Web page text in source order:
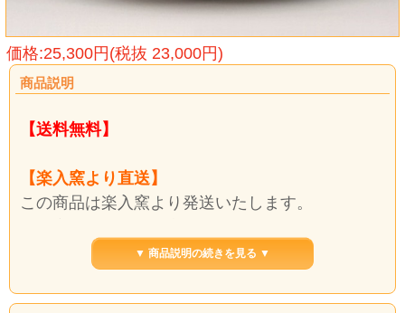
価格:25,300円(税抜 23,000円)
商品説明
【送料無料】
【楽入窯より直送】
この商品は楽入窯より発送いたします。
す。楽入窯以外の出荷元から発送する商品は別送
送料は自動計算できない場合がございますので、
▼ 商品説明の続きを見る ▼